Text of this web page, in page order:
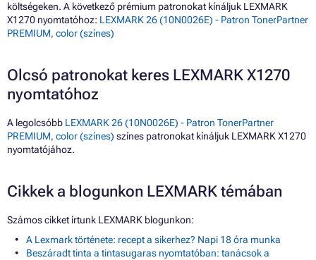
költségeken. A következő prémium patronokat kínáljuk LEXMARK
X1270 nyomtatóhoz: LEXMARK 26 (10N0026E) - Patron TonerPartner
PREMIUM, color (színes)
Olcsó patronokat keres LEXMARK X1270
nyomtatóhoz
A legolcsóbb LEXMARK 26 (10N0026E) - Patron TonerPartner
PREMIUM, color (színes) színes patronokat kínáljuk LEXMARK X1270
nyomtatójához.
Cikkek a blogunkon LEXMARK témában
Számos cikket írtunk LEXMARK blogunkon:
A Lexmark története: recept a sikerhez? Napi 18 óra munka
Beszáradt tinta a tintasugaras nyomtatóban: tanácsok a